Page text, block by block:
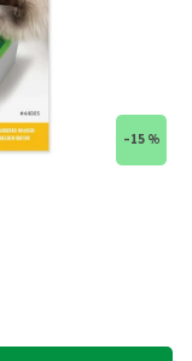
–15 %